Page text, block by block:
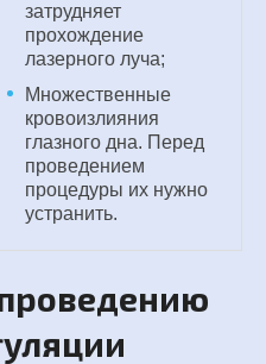
затрудняет
прохождение
лазерного луча;
Множественные
кровоизлияния
глазного дна. Перед
проведением
процедуры их нужно
устранить.